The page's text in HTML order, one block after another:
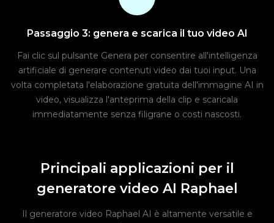
Passaggio 3: genera e scarica il tuo video AI
Fai clic sul pulsante Genera per consentire all'intelligenza
artificiale di generare contenuti video dai tuoi input. Una
volta completata l'elaborazione gratuita dell'immagine AI in
video, visualizza l'anteprima della clip e scaricala
immediatamente senza filigrane o costi nascosti.
Principali applicazioni per il
generatore video AI Raphael
Il generatore video Raphael AI è altamente versatile e